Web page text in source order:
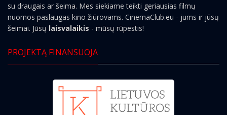
su draugais ar šeima. Mes siekiame teikti geriausias filmų
nuomos paslaugas kino žiūrovams. CinemaClub.eu - jums ir jūsų
šeimai. Jūsų laisvalaikis - mūsų rūpestis!
PROJEKTĄ FINANSUOJA